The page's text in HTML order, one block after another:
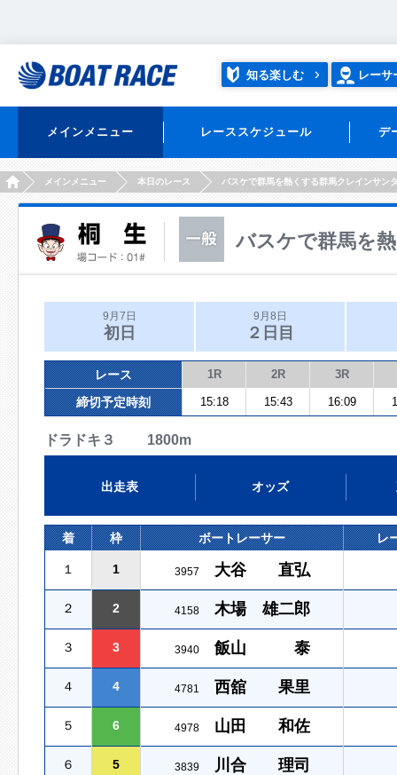
知る楽しむ レーサ
メインメニュー レーススケジュール デ
HOMEメインメニュー 本日のレース バスケで群馬を熱くする群馬クレインサン
バスケで群馬を
9月7日
初日
9月8日
２日目
レース 1R 2R 3R
締切予定時刻 15:18 15:43 16:09
ドラドキ３ 1800m
出走表 オッズ
着 枠 ボートレーサー レ
１ 1 3957 大谷 直弘
２ 2 4158 木場 雄二郎
３ 3 3940 飯山 泰
４ 4 4781 西舘 果里
５ 6 4978 山田 和佐
６ 5 3839 川合 理司